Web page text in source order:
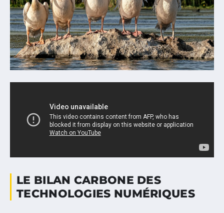
LE BILAN CARBONE DES
TECHNOLOGIES NUMÉRIQUES